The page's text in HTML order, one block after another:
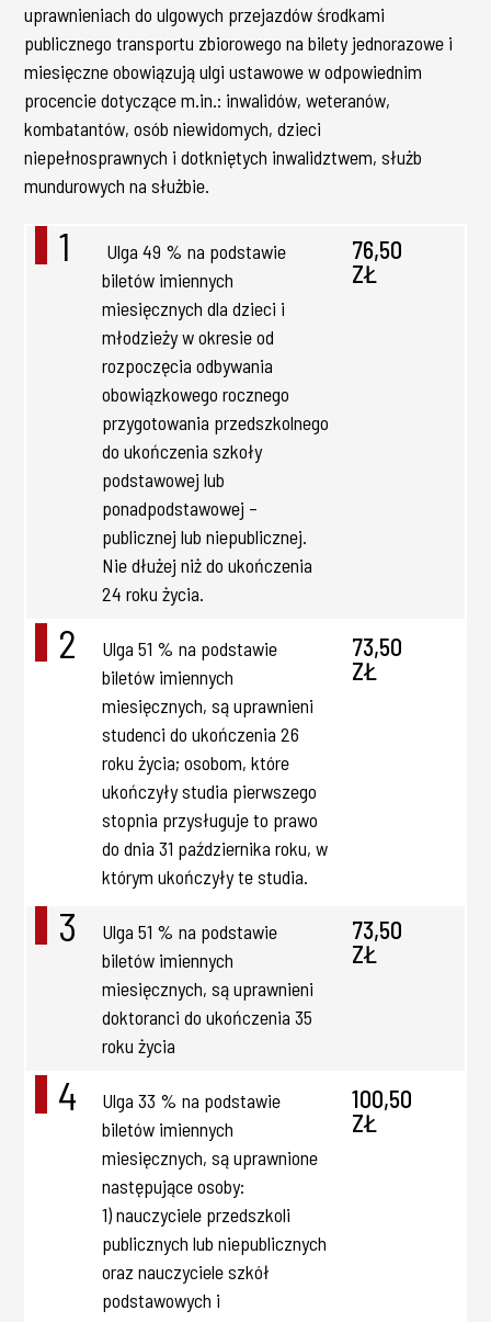
uprawnieniach do ulgowych przejazdów środkami
publicznego transportu zbiorowego na bilety jednorazowe i
miesięczne obowiązują ulgi ustawowe w odpowiednim
procencie dotyczące m.in.: inwalidów, weteranów,
kombatantów, osób niewidomych, dzieci
niepełnosprawnych i dotkniętych inwalidztwem, służb
mundurowych na służbie.
1
Ulga 49 % na podstawie
biletów imiennych
miesięcznych dla dzieci i
młodzieży w okresie od
rozpoczęcia odbywania
obowiązkowego rocznego
przygotowania przedszkolnego
do ukończenia szkoły
podstawowej lub
ponadpodstawowej –
publicznej lub niepublicznej.
Nie dłużej niż do ukończenia
24 roku życia.
76,50
ZŁ
2
Ulga 51 % na podstawie
biletów imiennych
miesięcznych, są uprawnieni
studenci do ukończenia 26
roku życia; osobom, które
ukończyły studia pierwszego
stopnia przysługuje to prawo
do dnia 31 października roku, w
którym ukończyły te studia.
73,50
ZŁ
3
Ulga 51 % na podstawie
biletów imiennych
miesięcznych, są uprawnieni
doktoranci do ukończenia 35
roku życia
73,50
ZŁ
4
Ulga 33 % na podstawie
biletów imiennych
miesięcznych, są uprawnione
następujące osoby:
1) nauczyciele przedszkoli
publicznych lub niepublicznych
oraz nauczyciele szkół
podstawowych i
100,50
ZŁ